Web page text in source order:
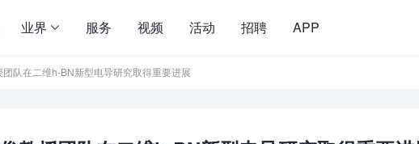
业界 服务 视频 活动 招聘 APP
队在二维h-BN新型电导研究取得重要进展